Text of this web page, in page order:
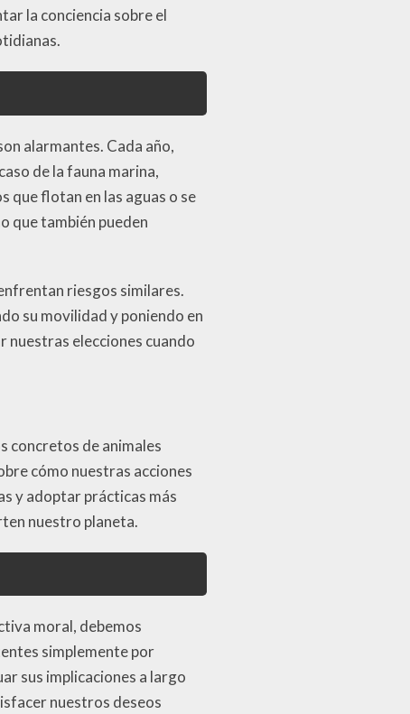
la conciencia sobre el
alarmantes. Cada año,
de la fauna marina,
que flotan en las aguas o se
que también pueden
riesgos similares.
su movilidad y poniendo en
nuestras elecciones cuando
concretos de animales
cómo nuestras acciones
y adoptar prácticas más
nuestro planeta.
moral, debemos
simplemente por
sus implicaciones a largo
nuestros deseos